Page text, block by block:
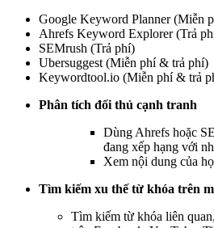
Google Keyword Planner (Miễn
Ahrefs Keyword Explorer (Trả
SEMrush (Trả phí)
Ubersuggest (Miễn phí & trả phí)
Keywordtool.io (Miễn phí & trả
Phân tích đối thủ cạnh tranh
Dùng Ahrefs hoặc
đang xếp hạng với
Xem nội dung của
Tìm kiếm xu thế từ khóa trên
Tìm kiếm từ khóa liên